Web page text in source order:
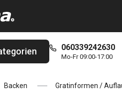
060339242630
Mo-Fr 09:00-17:00
Backen Gratinformen /